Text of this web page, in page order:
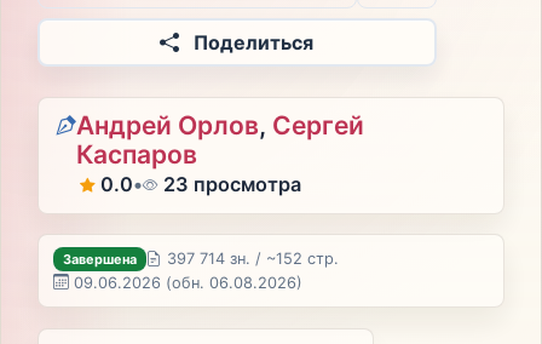
Поделиться
Андрей Орлов, Сергей
Каспаров
0.0• 23 просмотра
Завершена
397 714 зн. / ~152 стр.
09.06.2026 (обн. 06.08.2026)